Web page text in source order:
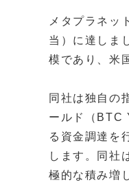
メタプラネッ
当）に達しま
模であり、米
同社は独自の
ールド（BTC
る資金調達を
します。同社
極的な積み増